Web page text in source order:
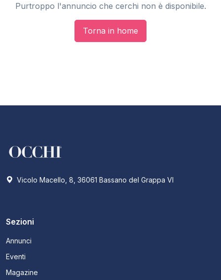
Purtroppo l'annuncio che cerchi non è disponibile.
Torna in home
Vicolo Macello, 8, 36061 Bassano del Grappa VI
Sezioni
Annunci
Eventi
Magazine